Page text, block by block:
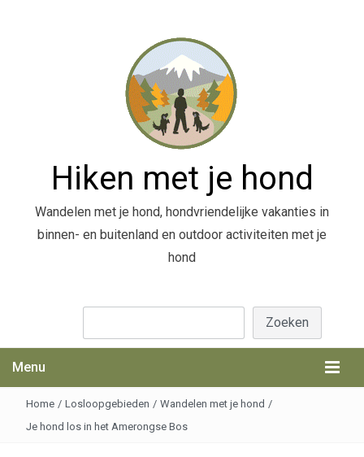
Hiken met je hond
Wandelen met je hond, hondvriendelijke vakanties in
binnen- en buitenland en outdoor activiteiten met je
hond
Zoeken
Menu
Home / Losloopgebieden / Wandelen met je hond /
Je hond los in het Amerongse Bos